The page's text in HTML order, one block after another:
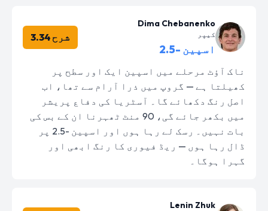
Dima Chebanenko
کیپر
اسپین -2.5
شرح 3.34
ناک آؤٹ مرحلے میں اسپین ایک اور سطح پر
کھیلتا ہے — گروپ میں ذرا آرام سے تھا، اب
اصل رنگ دکھائے گا۔ آسٹریا کی دفاع پریشر
میں بکھر جائے گی، 90 منٹ ٹھہرنا ان کے بس کی
بات نہیں۔ رسک لے رہا ہوں اور اسپین -2.5 پر
ڈال رہا ہوں — ریڈ فیوری کا رنگ ابھی اور
گہرا ہوگا۔
Lenin Zhuk